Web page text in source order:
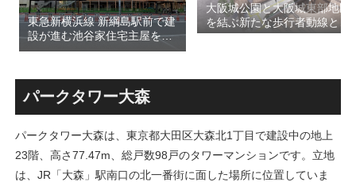
東急新横浜線 新綱島駅前で建
設が進む池谷家住宅主屋を活
用した「新綱島MICCA」！！
による新たな駅前拠点が2026
年秋誕生へ！！
大阪城公園と大阪城東部地区
を結ぶ新たな歩行者動線とな
る「大阪城公園接続デッ
表！！
パークタワー大森
パークタワー大森は、東京都大田区大森北1丁目で建設中の地上
23階、高さ77.47m、総戸数98戸のタワーマンションです。立地
は、JR「大森」駅南口の北一番街に面した場所に位置していま